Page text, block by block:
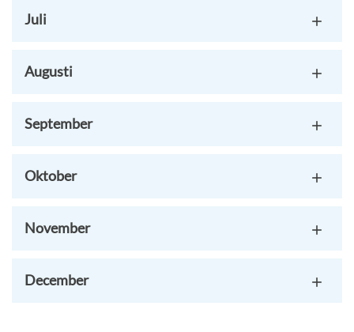
Juli
Augusti
September
Oktober
November
December